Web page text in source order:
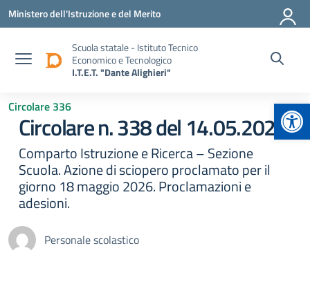
Vai ai contenuti
Vai al menu di navigazione
Vai al footer
Ministero dell'Istruzione e del Merito
Scuola statale - Istituto Tecnico
Economico e Tecnologico
I.T.E.T. "Dante Alighieri"
Circolare 336
Circolare n. 338 del 14.05.2026
Comparto Istruzione e Ricerca – Sezione
Scuola. Azione di sciopero proclamato per il
giorno 18 maggio 2026. Proclamazioni e
adesioni.
Personale scolastico